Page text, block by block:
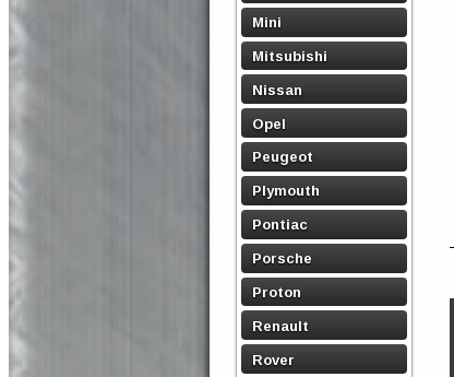
Mini
Mitsubishi
Nissan
Opel
Peugeot
Plymouth
Pontiac
Porsche
Proton
Renault
Rover